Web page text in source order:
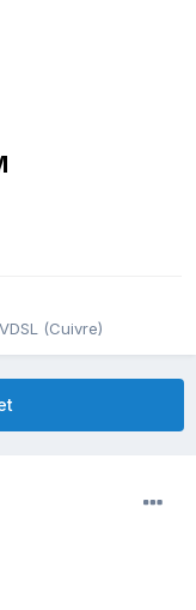
(Cuivre)